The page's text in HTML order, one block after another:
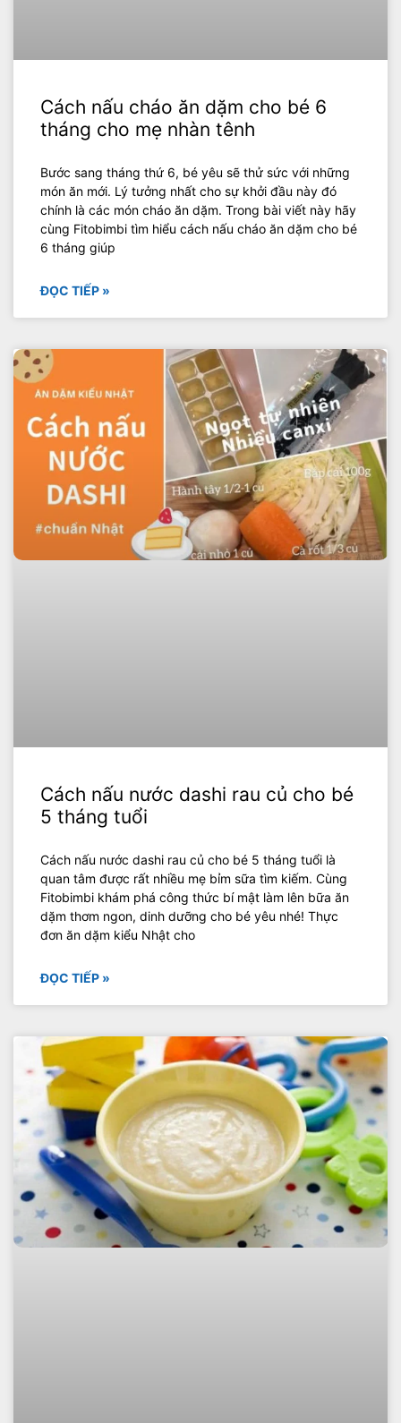
Cách nấu cháo ăn dặm cho bé 6
tháng cho mẹ nhàn tênh
Bước sang tháng thứ 6, bé yêu sẽ thử sức với những
món ăn mới. Lý tưởng nhất cho sự khởi đầu này đó
chính là các món cháo ăn dặm. Trong bài viết này hãy
cùng Fitobimbi tìm hiểu cách nấu cháo ăn dặm cho bé
6 tháng giúp
ĐỌC TIẾP »
Cách nấu nước dashi rau củ cho bé
5 tháng tuổi
Cách nấu nước dashi rau củ cho bé 5 tháng tuổi là
quan tâm được rất nhiều mẹ bỉm sữa tìm kiếm. Cùng
Fitobimbi khám phá công thức bí mật làm lên bữa ăn
dặm thơm ngon, dinh dưỡng cho bé yêu nhé! Thực
đơn ăn dặm kiểu Nhật cho
ĐỌC TIẾP »